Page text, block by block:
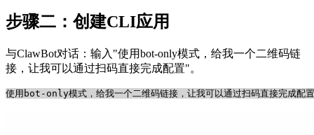
步骤二：创建CLI应用
与ClawBot对话：输入"使用bot-only模式，给我一个二维码链
接，让我可以通过扫码直接完成配置"。